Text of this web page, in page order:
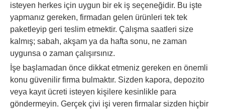
isteyen herkes için uygun bir ek iş seçeneğidir. Bu işte
yapmanız gereken, firmadan gelen ürünleri tek tek
paketleyip geri teslim etmektir. Çalışma saatleri size
kalmış; sabah, akşam ya da hafta sonu, ne zaman
uygunsa o zaman çalışırsınız.
İşe başlamadan önce dikkat etmeniz gereken en önemli
konu güvenilir firma bulmaktır. Sizden kapora, depozito
veya kayıt ücreti isteyen kişilere kesinlikle para
göndermeyin. Gerçek çivi işi veren firmalar sizden hiçbir